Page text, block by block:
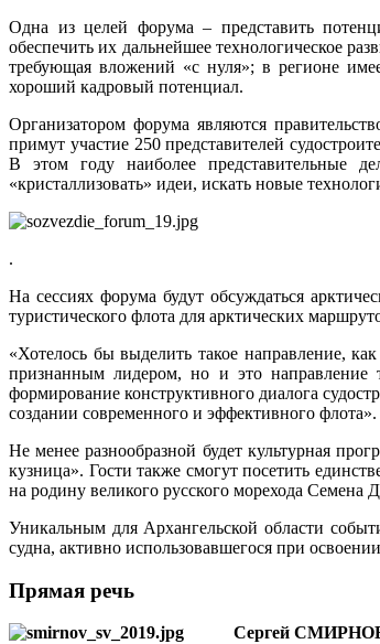
Одна из целей форума – представить
обеспечить их дальнейшее технологическое
требующая вложений «с нуля»; в регионе
хороший кадровый потенциал.
Организатором форума являются
примут участие 250 представителей
В этом году наиболее представительные
«кристаллизовать» идеи, искать новые
.
На сессиях форума будут обсуждаться
туристического флота для арктических
«Хотелось бы выделить такое направление,
признанным лидером, но и это направление
формирование конструктивного диалога
создании современного и эффективного флота».
Не менее разнообразной будет культурная
кузница». Гости также смогут посетить
на родину великого русского морехода
Уникальным для Архангельской области
судна, активно использовавшегося при
Прямая речь
Сергей СМИРНОВ,